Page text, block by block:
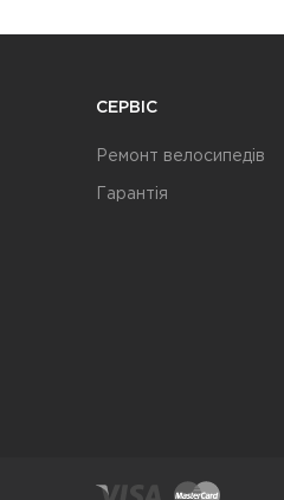
СЕРВІС
Ремонт велосипедів
Гарантія